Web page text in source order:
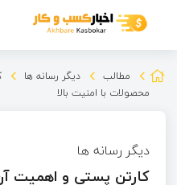
مطالب دیگر رسانه ها
محصولات با امنیت بالا
دیگر رسانه ها
کارتن پستی و اهمیت